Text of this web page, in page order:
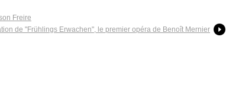
Freire
de "Frühlings Erwachen", le premier opéra de Benoît Mernier